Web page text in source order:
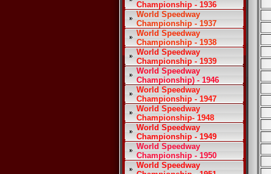
Championship - 1936
World Speedway
Championship - 1937
World Speedway
Championship - 1938
World Speedway
Championship - 1939
World Speedway
Championship) - 1946
World Speedway
Championship - 1947
World Speedway
Championship- 1948
World Speedway
Championship - 1949
World Speedway
Championship - 1950
World Speedway